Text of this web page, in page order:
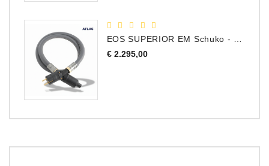
€ 2.295,00Prijs